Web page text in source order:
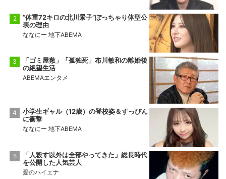
“体重72キロの北川景子”ぽっちゃり体型公
表の理由
ななにー 地下ABEMA
「ゴミ屋敷」「孤独死」布川敏和の離婚後
の絶望生活
ABEMAエンタメ
小学生ギャル（12歳）の登校姿＆すっぴん
に衝撃
ななにー 地下ABEMA
「人殺す以外は全部やってきた」総長時代
を公開した人気芸人
愛のハイエナ